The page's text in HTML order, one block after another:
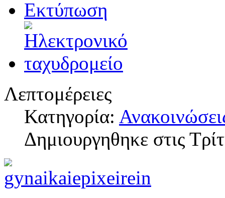
Λεπτομέρειες
Κατηγορία:
Δημιουργηθηκε στις